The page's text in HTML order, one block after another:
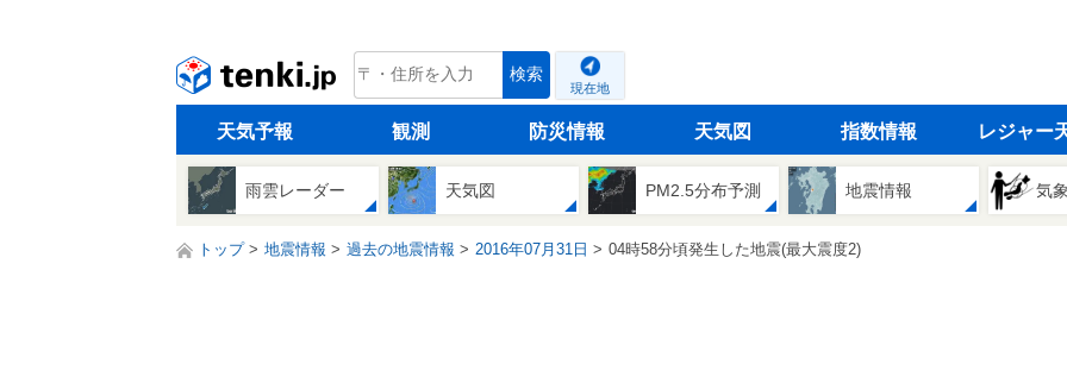
tenki.jp 検索
現在地
天気予報 観測 防災情報 天気図 指数情報 レジャー
雨雲レーダー 天気図 PM2.5分布予測 地震情報 気
トップ 地震情報 過去の地震情報 2016年07月31日 04時58分頃発生した地震(最大震度2)